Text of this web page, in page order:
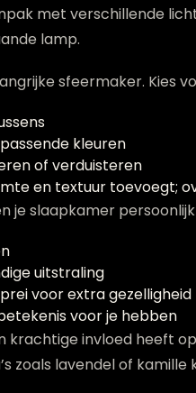
met verschillende
lamp.
sfeermaker. Kies
kleuren
of verduisteren
en textuur toevoegt;
je slaapkamer
uitstraling
voor extra gezelligheid
voor je hebben
invloed heeft
zoals lavendel of